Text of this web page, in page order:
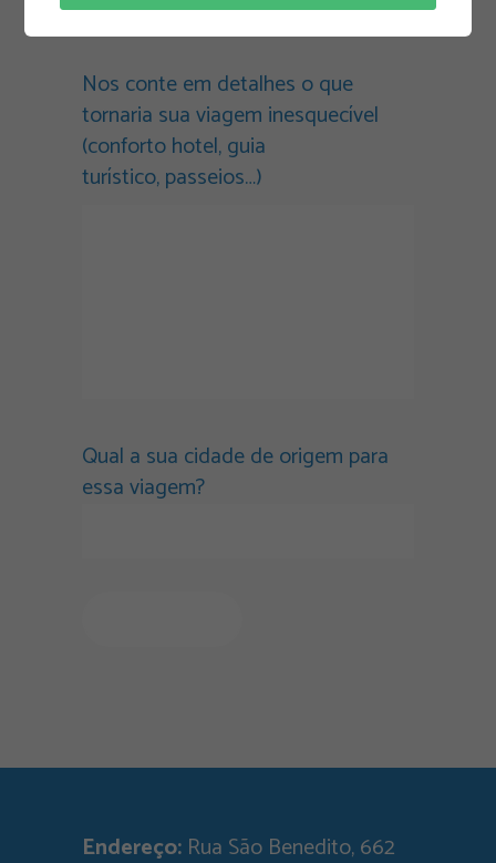
Nos conte em detalhes o que
tornaria sua viagem inesquecível
(conforto hotel, guia
turístico, passeios…)
Qual a sua cidade de origem para
essa viagem?
Endereço: Rua São Benedito, 662